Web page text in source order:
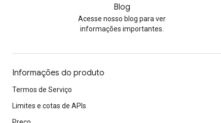
Blog
Acesse nosso blog para ver
informações importantes.
Informações do produto
Termos de Serviço
Limites e cotas de APIs